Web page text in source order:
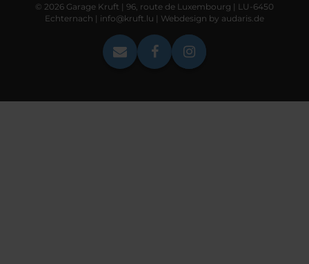
© 2026 Garage Kruft | 96, route de Luxembourg | LU-6450
Echternach | info@kruft.lu | Webdesign by audaris.de